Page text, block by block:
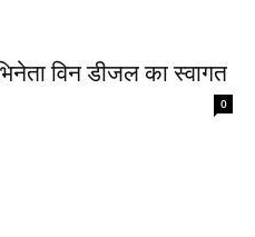
विन डीजल का स्‍वागत
0